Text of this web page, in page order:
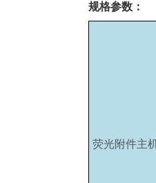
规格参数：
荧光附件主